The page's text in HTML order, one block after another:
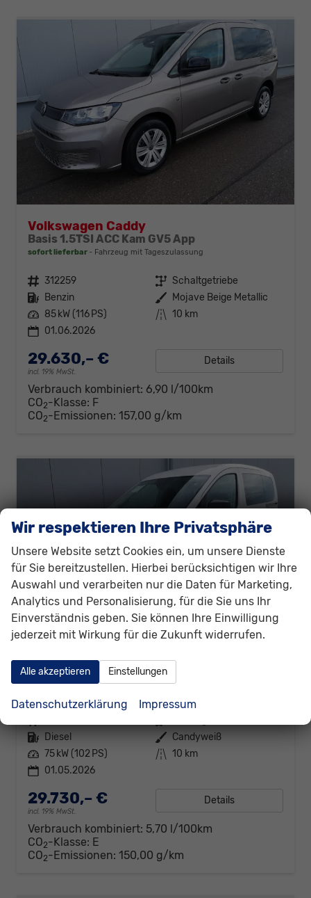
Volkswagen Caddy
Basis 1.5TSI ACC Kam GV5 App
sofort lieferbar Fahrzeug mit Tageszulassung
Fahrzeugnr. 312259 Getriebe Schaltgetriebe
Kraftstoff Benzin Außenfarbe Mojave Beige Metallic
Leistung 85 kW (116 PS) Kilometerstand 10 km
01.06.2026
29.630,– €
incl. 19% MwSt.
Details
Verbrauch kombiniert: 6,90 l/100km
CO2-Klasse: F
CO2-Emissionen: 157,00 g/km
Volkswagen Caddy
Basis 2.0TDI ACC Kam GV5 App
Kraftstoff Diesel Außenfarbe Candyweiß
Leistung 75 kW (102 PS) Kilometerstand 10 km
01.05.2026
29.730,– €
incl. 19% MwSt.
Details
Verbrauch kombiniert: 5,70 l/100km
CO2-Klasse: E
CO2-Emissionen: 150,00 g/km
Wir respektieren Ihre Privatsphäre
Unsere Website setzt Cookies ein, um unsere Dienste
für Sie bereitzustellen. Hierbei berücksichtigen wir Ihre
Auswahl und verarbeiten nur die Daten für Marketing,
Analytics und Personalisierung, für die Sie uns Ihr
Einverständnis geben. Sie können Ihre Einwilligung
jederzeit mit Wirkung für die Zukunft widerrufen.
Alle akzeptieren Einstellungen
Datenschutzerklärung Impressum